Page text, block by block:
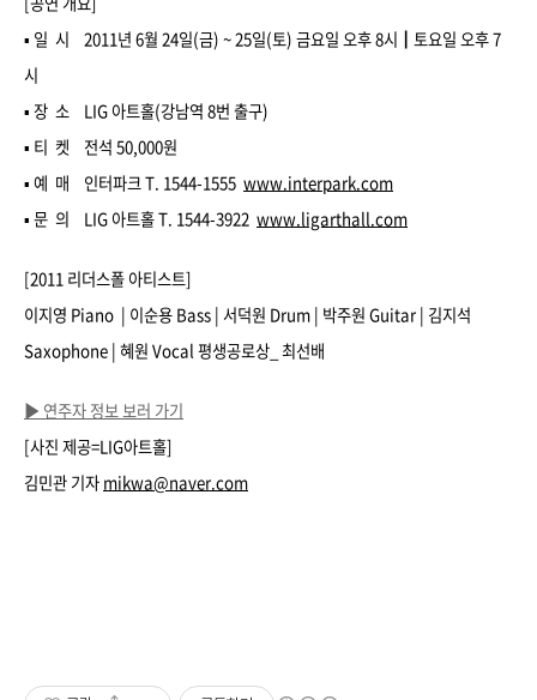
▪ 일 시 2011년 6월 24일(금) ~ 25일(토) 금요일 오후 8시┃토요일 오후 7
시
▪ 장 소 LIG 아트홀(강남역 8번 출구)
▪ 티 켓 전석 50,000원
▪ 예 매 인터파크 T. 1544-1555 www.interpark.com
▪ 문 의 LIG 아트홀 T. 1544-3922 www.ligarthall.com
[2011 리더스폴 아티스트]
이지영 Piano | 이순용 Bass | 서덕원 Drum | 박주원 Guitar | 김지석
Saxophone | 혜원 Vocal 평생공로상_ 최선배
▶ 연주자 정보 보러 가기
[사진 제공=LIG아트홀]
김민관 기자 mikwa@naver.com